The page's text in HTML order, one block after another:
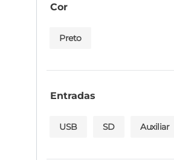
Cor
Preto
Entradas
USB SD Auxiliar